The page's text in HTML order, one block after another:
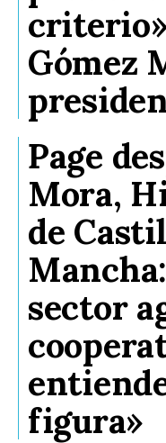
Gómez
Page
Mora,
de
sector
figura»